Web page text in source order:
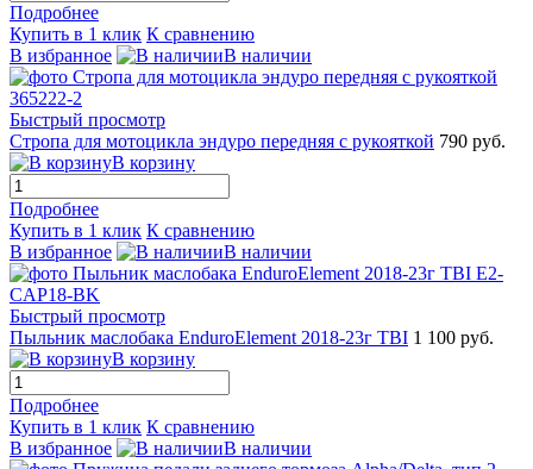
Подробнее
Купить в 1 клик К сравнению
В избранное
В наличии
Быстрый просмотр
Стропа для мотоцикла эндуро передняя с рукояткой 790 руб.
В корзину
Подробнее
Купить в 1 клик К сравнению
В избранное
В наличии
Быстрый просмотр
Пыльник маслобака EnduroElement 2018-23г TBI 1 100 руб.
В корзину
Подробнее
Купить в 1 клик К сравнению
В избранное
В наличии